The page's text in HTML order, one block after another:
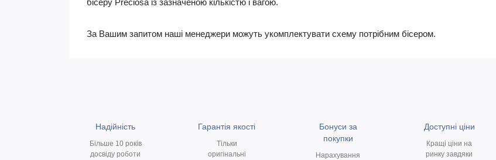
бісеру Preciosa із зазначеною кількістю і вагою.
За Вашим запитом наші менеджери можуть укомплектувати схему потрібним бісером.
Надійність
Більше 10 років
досвіду роботи
Гарантія якості
Тільки
оригінальні
Бонуси за
покупки
Нарахування
Доступні ціни
Кращі ціни на
ринку завдяки